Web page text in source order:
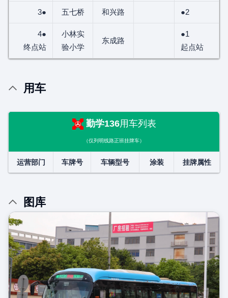
3● 五七桥 和兴路 ●2
4●
终点站
小林实
验小学
东成路
●1
起点站
用车
勤学136用车列表
（仅列明线路正班挂牌车）
运营部门 车牌号 车辆型号 涂装 挂牌属性
图库